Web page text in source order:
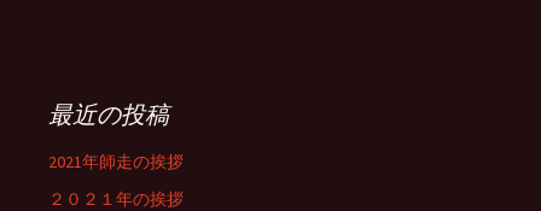
最近の投稿
2021年師走の挨拶
２０２１年の挨拶